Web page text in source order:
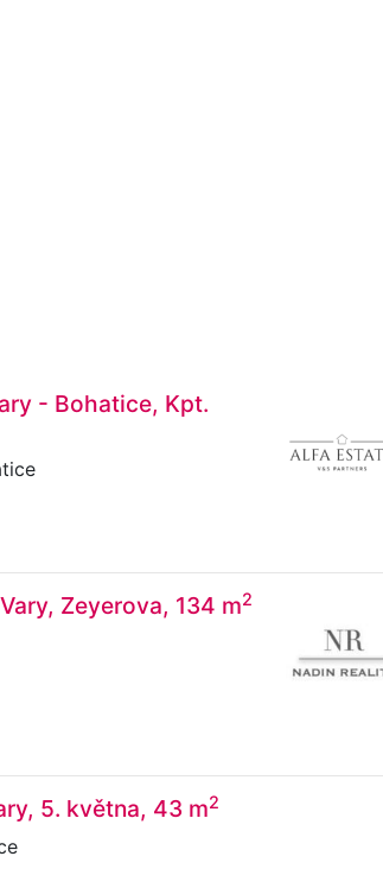
- Bohatice, Kpt.
Zeyerova, 134 m2
5. května, 43 m2